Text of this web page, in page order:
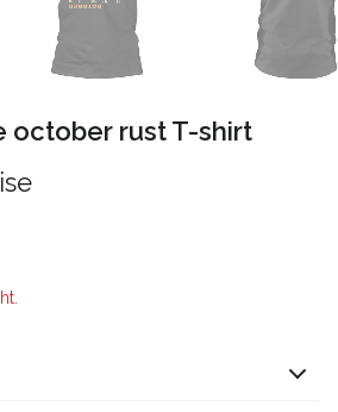
october rust T-shirt